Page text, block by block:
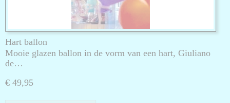
Hart ballon
Mooie glazen ballon in de vorm van een hart, Giuliano
de…
€ 49,95